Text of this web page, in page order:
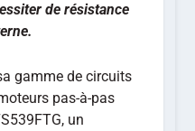
de résistance
gamme de circuits
pas-à-pas
un